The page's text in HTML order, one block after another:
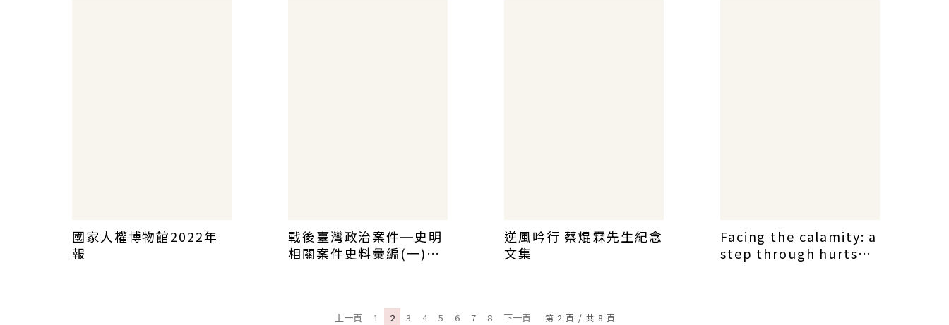
國家人權博物館2022年
報
戰後臺灣政治案件─史明
相關案件史料彙編(一)～
逆風吟行 蔡焜霖先生紀念
文集
Facing the calamity: a
step through hurts
上一頁 1 2 3 4 5 6 7 8 下一頁 第 2 頁 / 共 8 頁